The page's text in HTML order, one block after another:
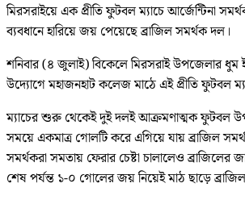
মিরসরাইয়ে এক প্রীতি ফুটবল ম্যাচে আর্জেন্টিনা
ব্যবধানে হারিয়ে জয় পেয়েছে ব্রাজিল সমর্থক দল।
শনিবার (৪ জুলাই) বিকেলে মিরসরাই উপজেলার ধুম
উদ্যোগে মহাজনহাট কলেজ মাঠে এই প্রীতি ফুটবল
ম্যাচের শুরু থেকেই দুই দলই আক্রমণাত্মক ফুটবল
সময়ে একমাত্র গোলটি করে এগিয়ে যায় ব্রাজিল
সমর্থকরা সমতায় ফেরার চেষ্টা চালালেও ব্রাজিলের
শেষ পর্যন্ত ১-০ গোলের জয় নিয়েই মাঠ ছাড়ে